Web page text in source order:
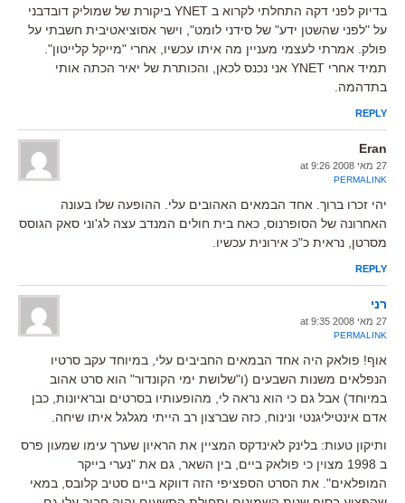
בדיוק לפני דקה התחלתי לקרוא ב YNET ביקורת של שמוליק דובדבני
על "לפני שהשטן ידע" של סידני לומט", וישר אסוציאטיבית חשבתי על
פולק. אמרתי לעצמי מעניין מה איתו עכשיו, אחרי "מייקל קלייטון".
תמיד אחרי YNET אני נכנס לכאן, והכותרת של יאיר הכתה אותי
בתדהמה.
REPLY
Eran
27 מאי 2008 at 9:26
PERMALINK
יהי זכרו ברוך. אחד הבמאים האהובים עלי. ההופעה שלו בעונה
האחרונה של הסופרנוס, כאח בית חולים המנדב עצה לג'וני סאק הגוסס
מסרטן, נראית כ"כ אירונית עכשיו.
REPLY
רני
27 מאי 2008 at 9:35
PERMALINK
אוף! פולאק היה אחד הבמאים החביבים עלי, במיוחד עקב סרטיו
הנפלאים משנות השבעים (ו"שלושת ימי הקונדור" הוא סרט אהוב
במיוחד) אבל גם כי הוא נראה לי, מהופעותיו בסרטים ובראיונות, כבן
אדם אינטיליגנטי ונינוח, כזה שברצון רב הייתי מגלגל איתו שיחה.
ותיקון טעות: בלינק לאינדקס המציין את הראיון שערך עימו שמעון פרס
ב 1998 מצוין כי פולאק ביים, בין השאר, גם את "נערי בייקר
המופלאים". את הסרט הספציפי הזה דווקא ביים סטיב קלובס, במאי